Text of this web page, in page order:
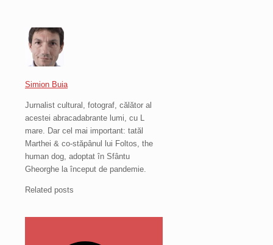
Simion Buia
Jurnalist cultural, fotograf, călător al
acestei abracadabrante lumi, cu L
mare. Dar cel mai important: tatăl
Marthei & co-stăpânul lui Foltos, the
human dog, adoptat în Sfântu
Gheorghe la început de pandemie.
Related posts